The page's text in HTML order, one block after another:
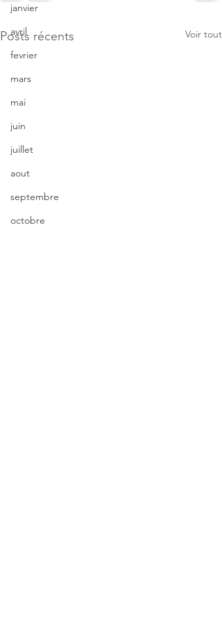
janvier
avril
fevrier
mars
mai
juin
juillet
aout
septembre
octobre
Posts récents Voir tout